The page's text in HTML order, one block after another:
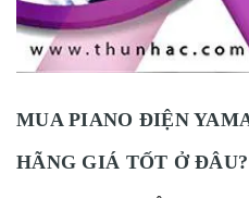
MUA PIANO ĐIỆN
HÃNG GIÁ TỐT Ở ĐÂU?